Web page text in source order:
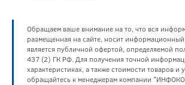
Обращаем ваше внимание на то, что вся
размещенная на сайте, носит информационный
является публичной офертой, определяемой
437 (2) ГК РФ. Для получения точной
характеристиках, а также стоимости товаров и
обращайтесь к менеджерам компании